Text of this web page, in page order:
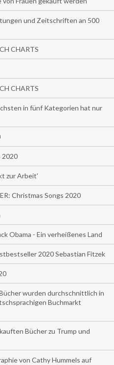
und Zeitschriften an 500
CHARTS
CHARTS
in fünf Kategorien hat nur
2020
zur Arbeit'
Christmas Songs 2020
Obama - Ein verheißenes Land
2020 Sebastian Fitzek
wurden durchschnittlich in
Buchmarkt
Bücher zu Trump und
von Cathy Hummels auf